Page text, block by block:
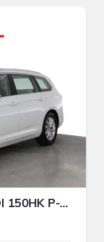
Volkswagen Passat SC 2.0 TDI 150HK P-VÄRM DRAGKROK BACKKAMERA CARPLAY